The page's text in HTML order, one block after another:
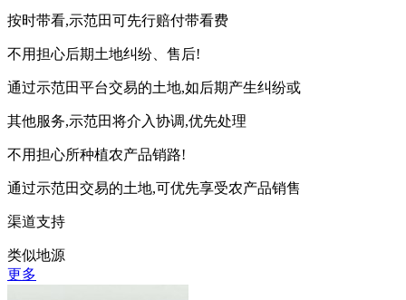
按时带看,示范田可先行赔付带看费
不用担心后期土地纠纷、售后!
通过示范田平台交易的土地,如后期产生纠纷或
其他服务,示范田将介入协调,优先处理
不用担心所种植农产品销路!
通过示范田交易的土地,可优先享受农产品销售
渠道支持
类似地源
更多